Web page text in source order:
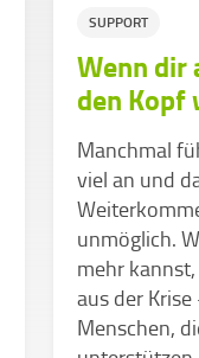
SUPPORT
Wenn dir
den Kopf
Manchmal
viel an und
unmöglich.
mehr
aus der
Menschen,